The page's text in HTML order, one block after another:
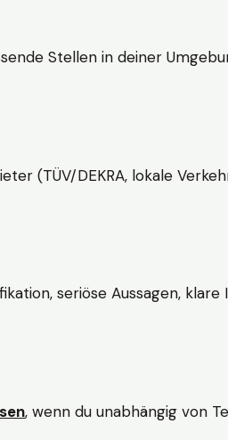
Stellen in deiner
(TÜV/DEKRA, lokale
seriöse Aussagen, klare
, wenn du unabhängig von